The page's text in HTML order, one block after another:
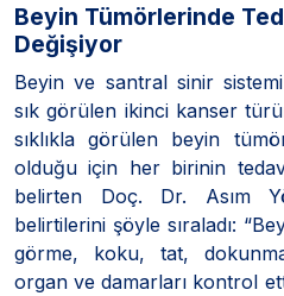
Beyin Tümörlerinde
Değişiyor
Beyin ve santral sinir
sık görülen ikinci kanser
sıklıkla görülen beyin
olduğu için her birinin
belirten Doç. Dr. Asım
belirtilerini şöyle sıraladı:
görme, koku, tat,
organ ve damarları kontrol